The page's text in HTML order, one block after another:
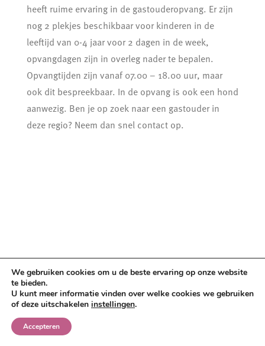
heeft ruime ervaring in de gastouderopvang. Er zijn
nog 2 plekjes beschikbaar voor kinderen in de
leeftijd van 0-4 jaar voor 2 dagen in de week,
opvangdagen zijn in overleg nader te bepalen.
Opvangtijden zijn vanaf 07.00 – 18.00 uur, maar
ook dit bespreekbaar. In de opvang is ook een hond
aanwezig. Ben je op zoek naar een gastouder in
deze regio? Neem dan snel contact op.
We gebruiken cookies om u de beste ervaring op onze website
te bieden.
U kunt meer informatie vinden over welke cookies we gebruiken
of deze uitschakelen instellingen.
Accepteren